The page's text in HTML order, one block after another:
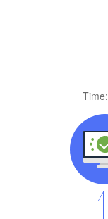
Time: